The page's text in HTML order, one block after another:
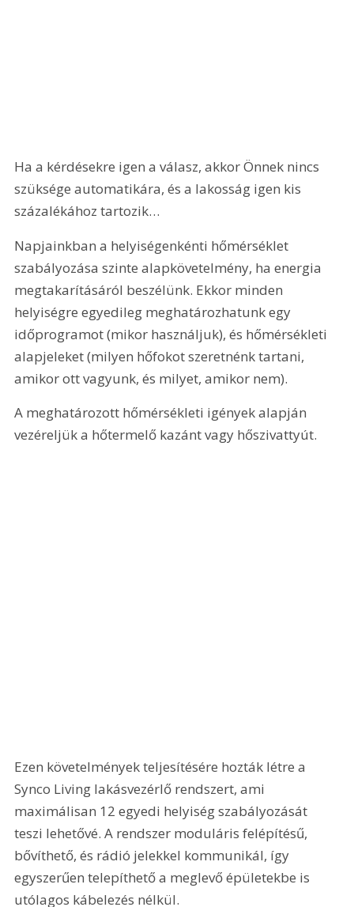
Ha a kérdésekre igen a válasz, akkor Önnek nincs
szüksége automatikára, és a lakosság igen kis
százalékához tartozik…
Napjainkban a helyiségenkénti hőmérséklet
szabályozása szinte alapkövetelmény, ha energia
megtakarításáról beszélünk. Ekkor minden
helyiségre egyedileg meghatározhatunk egy
időprogramot (mikor használjuk), és hőmérsékleti
alapjeleket (milyen hőfokot szeretnénk tartani,
amikor ott vagyunk, és milyet, amikor nem).
A meghatározott hőmérsékleti igények alapján
vezéreljük a hőtermelő kazánt vagy hőszivattyút.
Ezen követelmények teljesítésére hozták létre a
Synco Living lakásvezérlő rendszert, ami
maximálisan 12 egyedi helyiség szabályozását
teszi lehetővé. A rendszer moduláris felépítésű,
bővíthető, és rádió jelekkel kommunikál, így
egyszerűen telepíthető a meglevő épületekbe is
utólagos kábelezés nélkül.